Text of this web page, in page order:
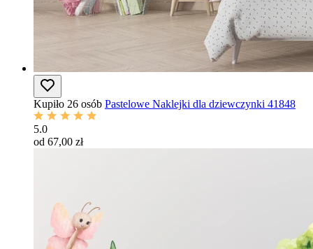
Kupiło 26 osób Pastelowe Naklejki dla dziewczynki 41848
5.0
od 67,00 zł